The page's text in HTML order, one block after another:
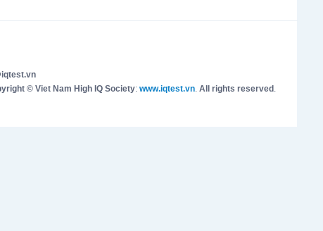
© Viet Nam High IQ Society: www.iqtest.vn. All rights reserved.